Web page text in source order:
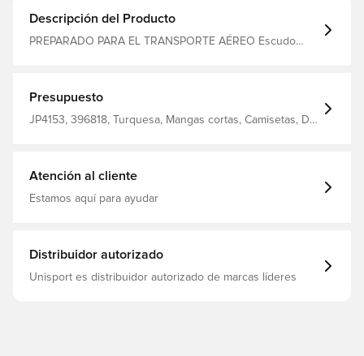
Descripción del Producto
PREPARADO PARA EL TRANSPORTE AÉREO Escudo
Presupuesto
JP4153, 396818, Turquesa, Mangas cortas, Camisetas, De
Atención al cliente
Estamos aquí para ayudar
Distribuidor autorizado
Unisport es distribuidor autorizado de marcas líderes